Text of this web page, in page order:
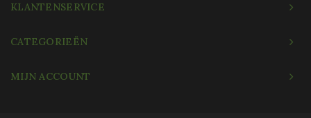
KLANTENSERVICE
CATEGORIEËN
MIJN ACCOUNT